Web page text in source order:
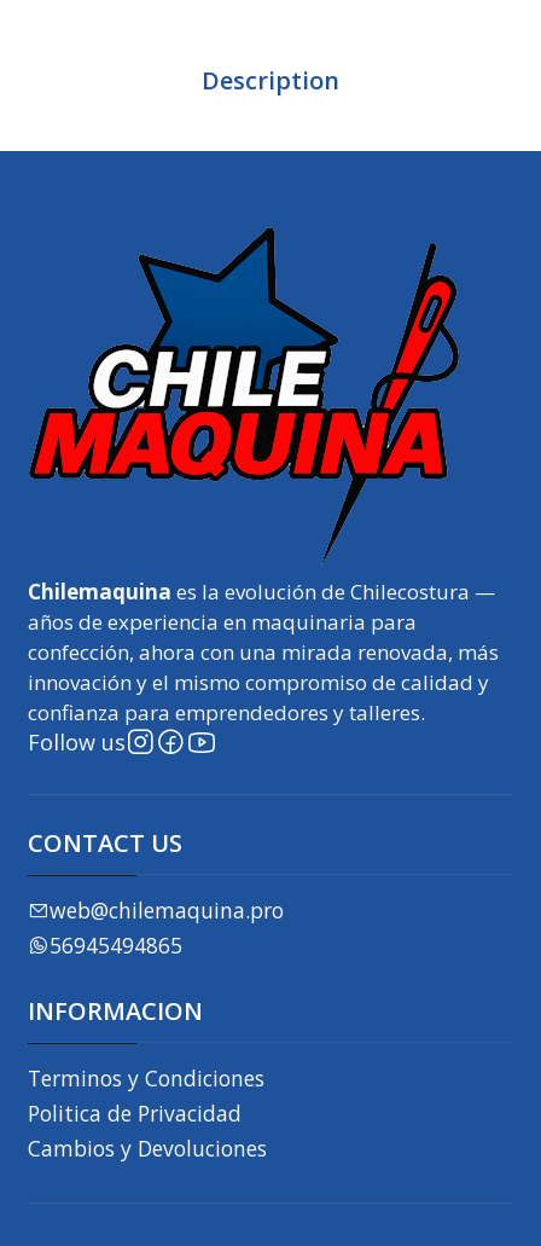
Description
Chilemaquina es la evolución de Chilecostura —
años de experiencia en maquinaria para
confección, ahora con una mirada renovada, más
innovación y el mismo compromiso de calidad y
confianza para emprendedores y talleres.
Follow us
CONTACT US
web@chilemaquina.pro
56945494865
INFORMACION
Terminos y Condiciones
Politica de Privacidad
Cambios y Devoluciones